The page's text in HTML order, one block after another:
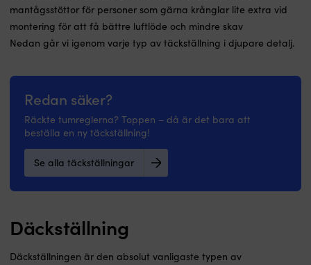
mantågsstöttor för personer som gärna krånglar lite extra vid
montering för att få bättre luftlöde och mindre skav
Nedan går vi igenom varje typ av täckställning i djupare detalj.
Redan säker?
Räckte tumreglerna? Toppen – då är det bara att
beställa en ny täckställning!
Se alla täckställningar
Däckställning
Däckställningen är den absolut vanligaste typen av